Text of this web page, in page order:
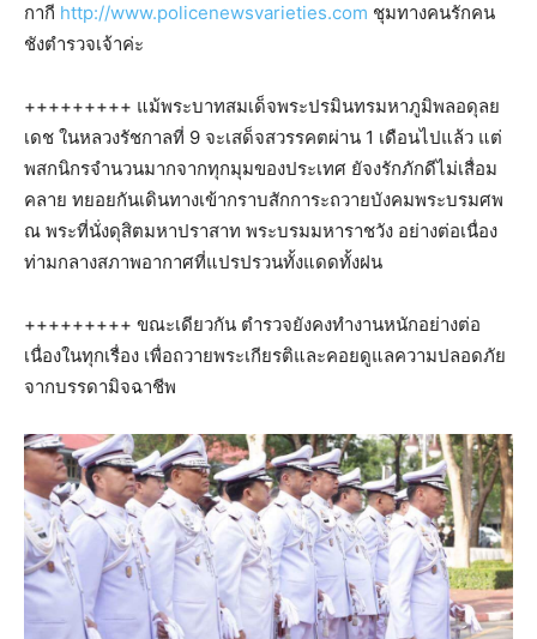
กากี http://www.policenewsvarieties.com ชุมทางคนรักคน
ชังตำรวจเจ้าค่ะ
+++++++++ แม้พระบาทสมเด็จพระปรมินทรมหาภูมิพลอดุลย
เดช ในหลวงรัชกาลที่ 9 จะเสด็จสวรรคตผ่าน 1 เดือนไปแล้ว แต่
พสกนิกรจำนวนมากจากทุกมุมของประเทศ ยัจงรักภักดีไม่เสื่อม
คลาย ทยอยกันเดินทางเข้ากราบสักการะถวายบังคมพระบรมศพ
ณ พระที่นั่งดุสิตมหาปราสาท พระบรมมหาราชวัง อย่างต่อเนื่อง
ท่ามกลางสภาพอากาศที่แปรปรวนทั้งแดดทั้งฝน
+++++++++ ขณะเดียวกัน ตำรวจยังคงทำงานหนักอย่างต่อ
เนื่องในทุกเรื่อง เพื่อถวายพระเกียรติและคอยดูแลความปลอดภัย
จากบรรดามิจฉาชีพ